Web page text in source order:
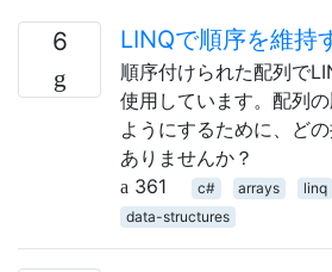
6 LINQで順序を維持
順序付けられた配列で
使用しています。配列
ようにするために、ど
ありませんか？
361
c# arrays linq
data-structures